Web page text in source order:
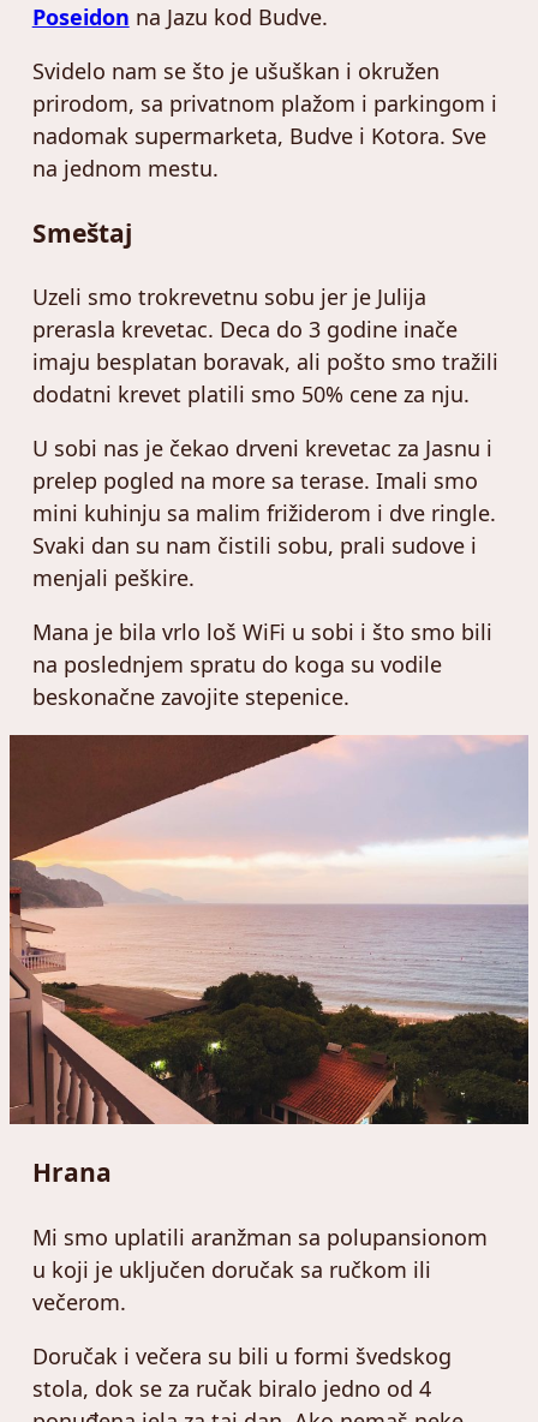
Poseidon na Jazu kod Budve.
Svidelo nam se što je ušuškan i okružen
prirodom, sa privatnom plažom i parkingom i
nadomak supermarketa, Budve i Kotora. Sve
na jednom mestu.
Smeštaj
Uzeli smo trokrevetnu sobu jer je Julija
prerasla krevetac. Deca do 3 godine inače
imaju besplatan boravak, ali pošto smo tražili
dodatni krevet platili smo 50% cene za nju.
U sobi nas je čekao drveni krevetac za Jasnu i
prelep pogled na more sa terase. Imali smo
mini kuhinju sa malim frižiderom i dve ringle.
Svaki dan su nam čistili sobu, prali sudove i
menjali peškire.
Mana je bila vrlo loš WiFi u sobi i što smo bili
na poslednjem spratu do koga su vodile
beskonačne zavojite stepenice.
Hrana
Mi smo uplatili aranžman sa polupansionom
u koji je uključen doručak sa ručkom ili
večerom.
Doručak i večera su bili u formi švedskog
stola, dok se za ručak biralo jedno od 4